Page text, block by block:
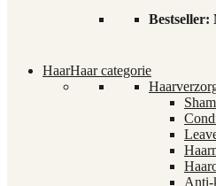
Bestseller:
HaarHaar categorie